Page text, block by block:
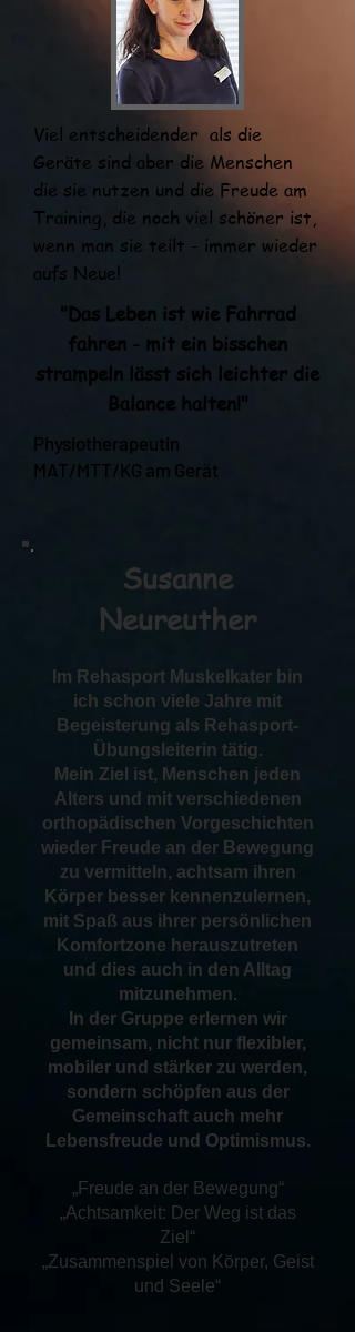
Viel entscheidender als die
Geräte sind aber die Menschen
die sie nutzen und die Freude am
Training, die noch viel schöner ist,
wenn man sie teilt - immer wieder
aufs Neue!
"Das Leben ist wie Fahrrad
fahren - mit ein bisschen
strampeln lässt sich leichter die
Balance halten!"
Physiotherapeutin
MAT/MTT/KG am Gerät
Susanne
Neureuther
Im Rehasport Muskelkater bin
ich schon viele Jahre mit
Begeisterung als Rehasport-
Übungsleiterin tätig.
Mein Ziel ist, Menschen jeden
Alters und mit verschiedenen
orthopädischen Vorgeschichten
wieder Freude an der Bewegung
zu vermitteln, achtsam ihren
Körper besser kennenzulernen,
mit Spaß aus ihrer persönlichen
Komfortzone herauszutreten
und dies auch in den Alltag
mitzunehmen.
In der Gruppe erlernen wir
gemeinsam, nicht nur flexibler,
mobiler und stärker zu werden,
sondern schöpfen aus der
Gemeinschaft auch mehr
Lebensfreude und Optimismus.
„Freude an der Bewegung“
„Achtsamkeit: Der Weg ist das
Ziel“
„Zusammenspiel von Körper, Geist
und Seele“